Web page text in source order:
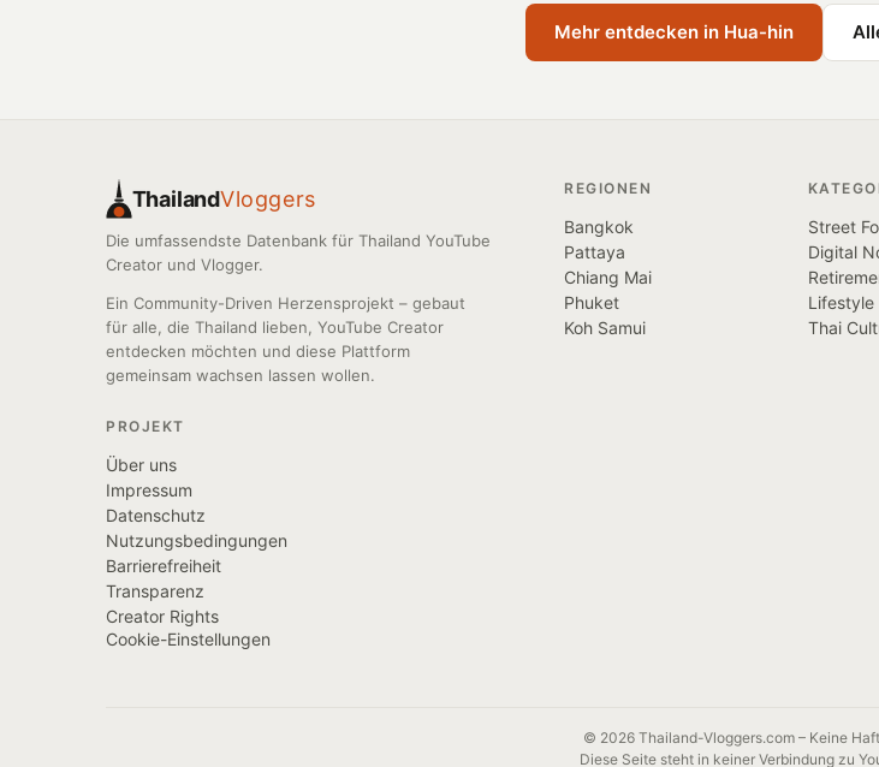
Mehr entdecken in Hua-hin
ThailandVloggers
Die umfassendste Datenbank für Thailand YouTube
Creator und Vlogger.
Ein Community-Driven Herzensprojekt – gebaut
für alle, die Thailand lieben, YouTube Creator
entdecken möchten und diese Plattform
gemeinsam wachsen lassen wollen.
REGIONEN
Bangkok
Pattaya
Chiang Mai
Phuket
Koh Samui
Street
Digital
Lifestyle
Thai
PROJEKT
Über uns
Impressum
Datenschutz
Nutzungsbedingungen
Barrierefreiheit
Transparenz
Creator Rights
Cookie-Einstellungen
© 2026 Thailand-Vloggers.com – Keine
Diese Seite steht in keiner Verbindung zu